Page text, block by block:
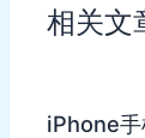
相关文
iPhone手